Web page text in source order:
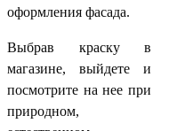
оформления фасада.
Выбрав краску в
магазине, выйдете и
посмотрите на нее при
природном,